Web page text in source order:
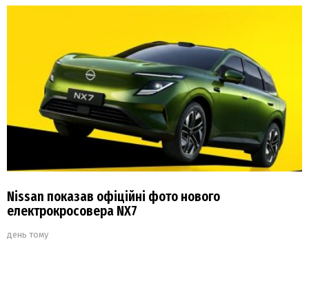
Nissan показав офіційні фото нового
електрокросовера NX7
день тому